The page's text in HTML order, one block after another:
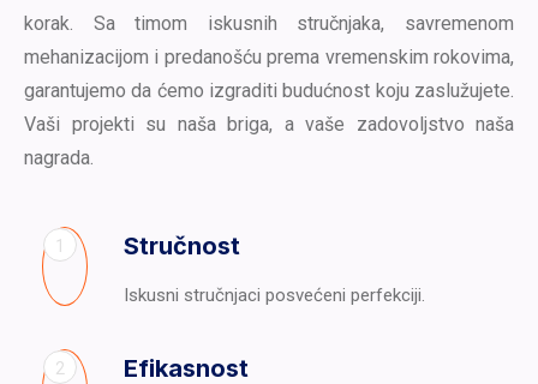
korak. Sa timom iskusnih stručnjaka, savremenom
mehanizacijom i predanošću prema vremenskim rokovima,
garantujemo da ćemo izgraditi budućnost koju zaslužujete.
Vaši projekti su naša briga, a vaše zadovoljstvo naša
nagrada.
1 Stručnost
Iskusni stručnjaci posvećeni perfekciji.
2 Efikasnost